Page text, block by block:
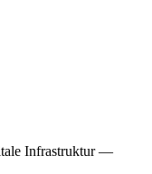
Infrastruktur —